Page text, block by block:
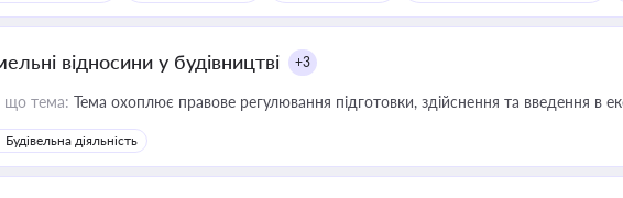
відносини у будівництві +3
що тема: Тема охоплює правове регулювання підготовки, здійснення та введення в
Будівельна діяльність